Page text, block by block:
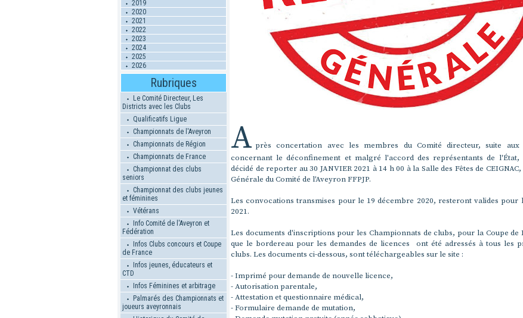
2019
2020
2021
2022
2023
2024
2025
2026
Rubriques
Le Comité Directeur, Les
Districts avec les Clubs
Qualificatifs Ligue
Championnats de l'Aveyron
Championnats de Région
Championnats de France
Championnat des clubs
seniors
Championnat des clubs jeunes
et féminines
Vétérans
Info Comité de l'Aveyron et
Fédération
Infos Clubs concours et Coupe
de France
Infos jeunes, éducateurs et
CTD
Infos Féminines et arbitrage
Palmarés des Championnats et
joueurs aveyronnais
A près concertation avec les membres du Comité directeur, suite aux
concernant le déconfinement et malgré l'accord des représentants de l'État,
décidé de reporter au 30 JANVIER 2021 à 14 h 00 à la Salle des Fêtes de
Générale du Comité de l'Aveyron FFPJP.
Les convocations transmises pour le 19 décembre 2020, resteront valides pour
2021.
Les documents d'inscriptions pour les Championnats de clubs, pour la Coupe de
que le bordereau pour les demandes de licences ont été adressés à tous les
clubs. Les documents ci-dessous, sont téléchargeables sur le site :
- Imprimé pour demande de nouvelle licence,
- Autorisation parentale,
- Attestation et questionnaire médical,
- Formulaire demande de mutation,